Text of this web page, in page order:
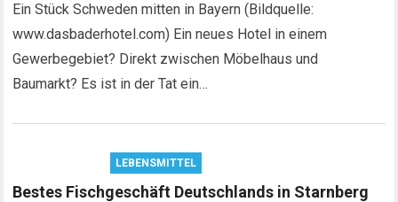
Ein Stück Schweden mitten in Bayern (Bildquelle:
www.dasbaderhotel.com) Ein neues Hotel in einem
Gewerbegebiet? Direkt zwischen Möbelhaus und
Baumarkt? Es ist in der Tat ein…
LEBENSMITTEL
Bestes Fischgeschäft Deutschlands in Starnberg